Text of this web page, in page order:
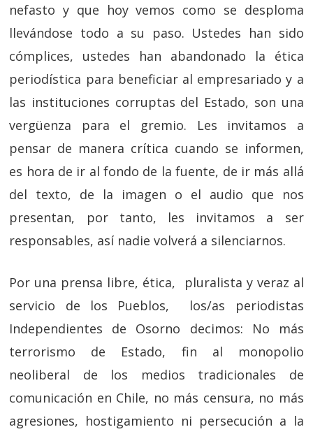
nefasto y que hoy vemos como se desploma
llevándose todo a su paso. Ustedes han sido
cómplices, ustedes han abandonado la ética
periodística para beneficiar al empresariado y a
las instituciones corruptas del Estado, son una
vergüenza para el gremio. Les invitamos a
pensar de manera crítica cuando se informen,
es hora de ir al fondo de la fuente, de ir más allá
del texto, de la imagen o el audio que nos
presentan, por tanto, les invitamos a ser
responsables, así nadie volverá a silenciarnos.
Por una prensa libre, ética, pluralista y veraz al
servicio de los Pueblos, los/as periodistas
Independientes de Osorno decimos: No más
terrorismo de Estado, fin al monopolio
neoliberal de los medios tradicionales de
comunicación en Chile, no más censura, no más
agresiones, hostigamiento ni persecución a la